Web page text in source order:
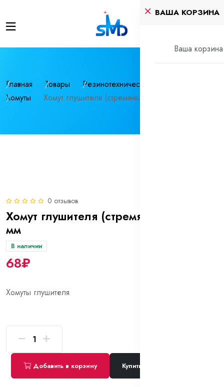
ВАША КОРЗИНА
Ваша корзина
Главная Товары
Резинотехнические изделия
Хомуты
Хомут глушителя (стремянка) 50,8 мм
0 отзывов
Хомут глушителя (стремянка) 50,8
мм
В наличии
68₽
Хомуты глушителя
Добавить в корзину Купить сейчас